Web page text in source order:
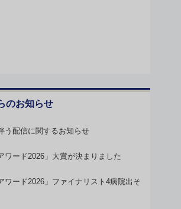
のお知らせ
う配信に関するお知らせ
ワード2026」大賞が決まりました
ワード2026」ファイナリスト4病院出そ